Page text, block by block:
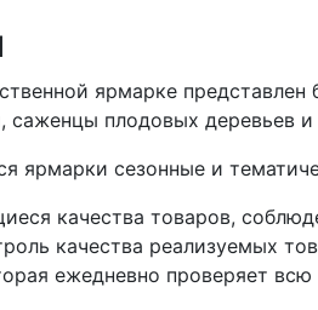
ярмарке
саженцы плодовых деревьев
ярмарки сезонные и
качества товаров,
качества реализуемых
ежедневно проверяет